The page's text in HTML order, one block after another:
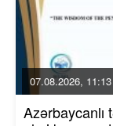
07.08.2026, 11:13
Azərbaycanlı